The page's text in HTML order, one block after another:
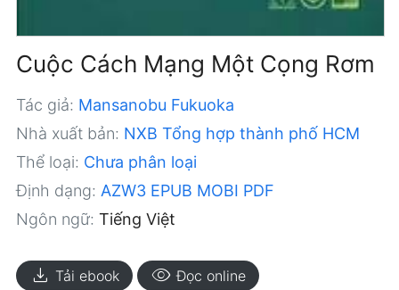
Cuộc Cách Mạng Một Cọng Rơm
Tác giả: Mansanobu Fukuoka
Nhà xuất bản: NXB Tổng hợp thành phố HCM
Thể loại: Chưa phân loại
Định dạng: AZW3 EPUB MOBI PDF
Ngôn ngữ: Tiếng Việt
download Tải ebook visibility Đọc online